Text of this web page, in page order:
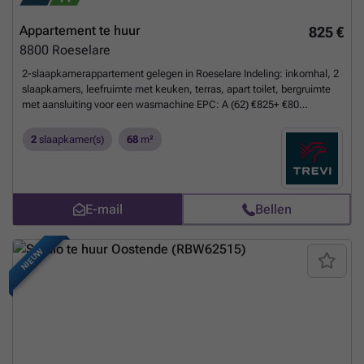
825 €
Appartement te huur
8800 Roeselare
2-slaapkamerappartement gelegen in Roeselare Indeling: inkomhal, 2
slaapkamers, leefruimte met keuken, terras, apart toilet, bergruimte
met aansluiting voor een wasmachine EPC: A (62) €825+ €80
2 slaapkamer(s) 68 m²
E-mail Bellen
NIEUW